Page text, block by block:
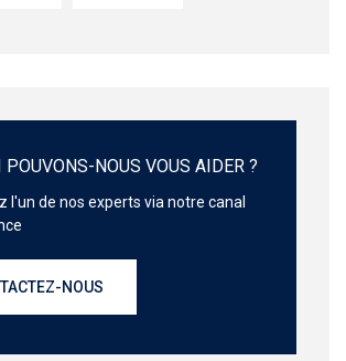
POUVONS-NOUS VOUS AIDER ?
l'un de nos experts via notre canal
NOUS